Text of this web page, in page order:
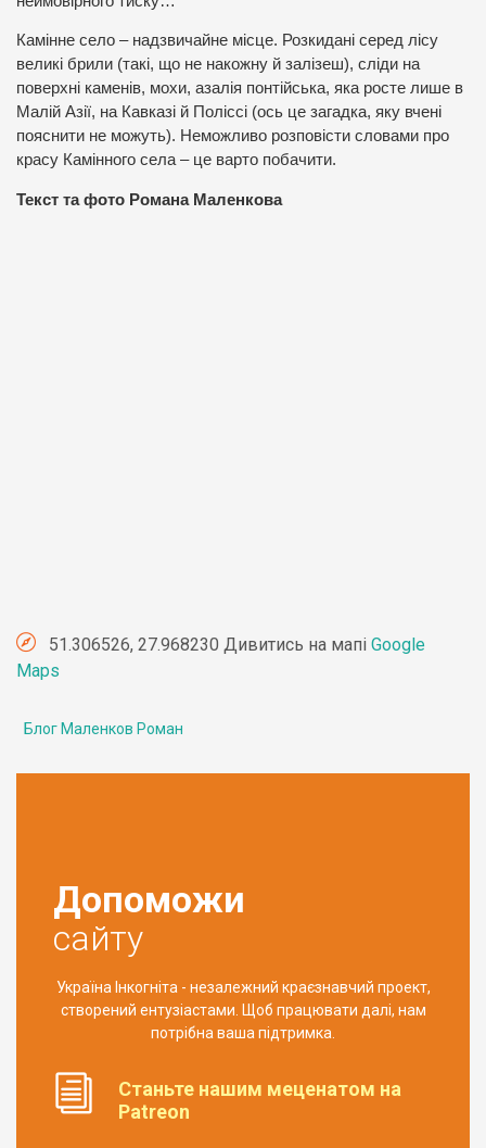
Камінне село – надзвичайне місце. Розкидані серед лісу
великі брили (такі, що не накожну й залізеш), сліди на
поверхні каменів, мохи, азалія понтійська, яка росте лише в
Малій Азії, на Кавказі й Поліссі (ось це загадка, яку вчені
пояснити не можуть). Неможливо розповісти словами про
красу Камінного села – це варто побачити.
Текст та фото Романа Маленкова
51.306526, 27.968230 Дивитись на мапі Google
Maps
Блог Маленков Роман
Допоможи
сайту
Україна Інкогніта - незалежний краєзнавчий проект,
створений ентузіастами. Щоб працювати далі, нам
потрібна ваша підтримка.
Станьте нашим меценатом на
Patreon